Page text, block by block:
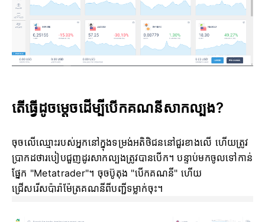
តើធ្វើដូចម្តេចដើម្បីបើកគណនីសាកល្បង?
ចុចលើឈ្មោះរបស់អ្នកនៅក្នុងទម្រង់អតិថិជននៅជួរខាងលើ ហើយត្រូវ
ប្រាកដថារបៀបជួញដូរសាកល្បងត្រូវបានបើក។ បន្ទាប់មកចូលទៅកាន់
ផ្នែក "Metatrader"។ ចុចប៊ូតុង "បើកគណនី" ហើយ
ជ្រើសរើសប៉ារ៉ាម៉ែត្រគណនីពីបញ្ជីទម្លាក់ចុះ។